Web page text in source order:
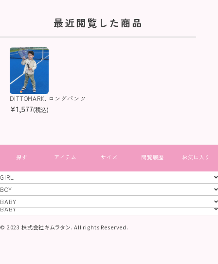
最近閲覧した商品
DITTOMARK. ロングパンツ
¥1,577(税込)
すべて見る
GIRL
BOY
BABY
GIRL
BOY
BABY
© 2023 株式会社キムラタン. All rights Reserved.